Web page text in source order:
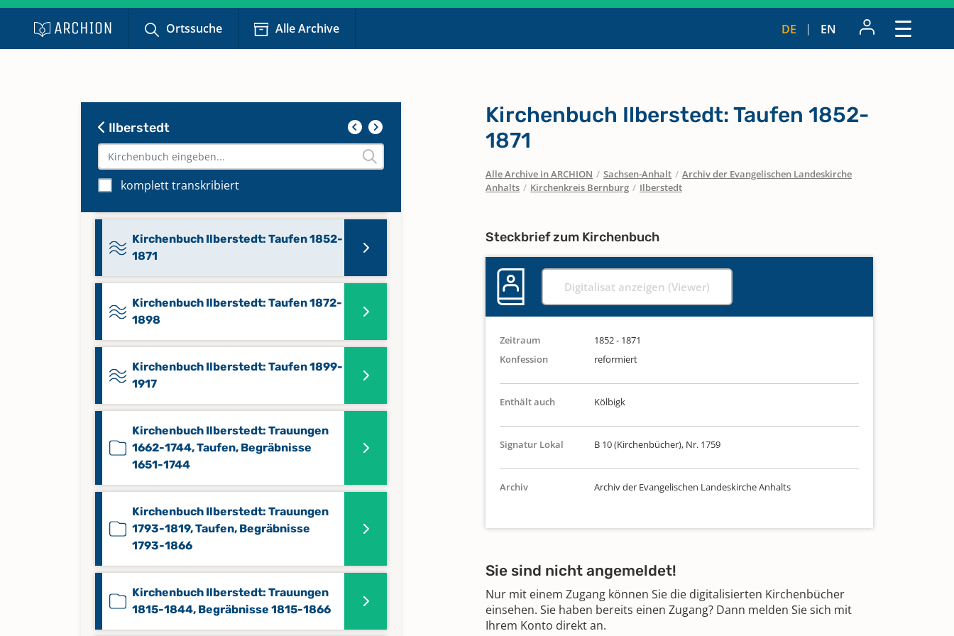
Ortssuche Alle Archive DE EN
Ilberstedt
komplett transkribiert
Kirchenbuch Ilberstedt: Begräbnisse
1972-1992
1852
Kirchenbuch Ilberstedt: Taufen 1852-
1871
Kirchenbuch Ilberstedt: Taufen 1872-
1898
Kirchenbuch Ilberstedt: Taufen 1899-
1917
Kirchenbuch Ilberstedt: Trauungen
1662-1744, Taufen, Begräbnisse
1651-1744
Kirchenbuch Ilberstedt: Trauungen
1793-1819, Taufen, Begräbnisse
1793-1866
Kirchenbuch Ilberstedt: Trauungen
1815-1844, Begräbnisse 1815-1866
Kirchenbuch Ilberstedt: Taufen 1852-
1871
Alle Archive in ARCHION / Sachsen-Anhalt / Archiv der Evangelischen Landeskirche
Anhalts / Kirchenkreis Bernburg / Ilberstedt
Steckbrief zum Kirchenbuch
Digitalisat anzeigen (Viewer)
Zeitraum
1852 - 1871
Konfession
reformiert
Enthält auch Kölbigk
Signatur Lokal B 10 (Kirchenbücher), Nr. 1759
Archiv Archiv der Evangelischen Landeskirche Anhalts
Sie sind nicht angemeldet!
Nur mit einem Zugang können Sie die digitalisierten Kirchenbücher
einsehen. Sie haben bereits einen Zugang? Dann melden Sie sich mit
Ihrem Konto direkt an.